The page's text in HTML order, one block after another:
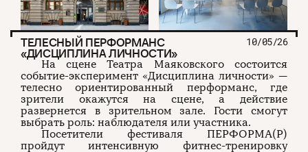
ТЕЛЕСНЫЙ ПЕРФОРМАНС
«ДИСЦИПЛИНА ЛИЧНОСТИ»
10/05/26
На сцене Театра Маяковского состоится
событие-эксперимент «Дисциплина личности» —
телесно ориентированный перформанс, где
зрители окажутся на сцене, а действие
развернется в зрительном зале. Гости смогут
выбрать роль: наблюдателя или участника.
Посетители фестиваля ПЕРФОРМА(Р)
пройдут интенсивную фитнес-тренировку